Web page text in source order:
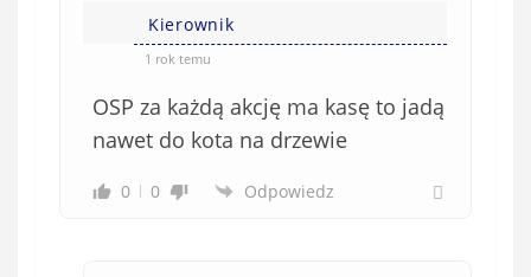
Kierownik
1 rok temu
OSP za każdą akcję ma kasę to jadą
nawet do kota na drzewie
0 0 Odpowiedz